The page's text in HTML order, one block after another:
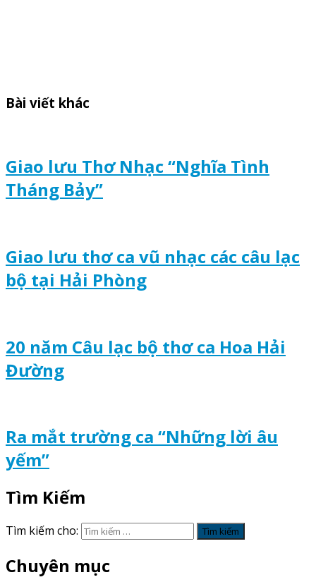
Bài viết khác
Giao lưu Thơ Nhạc “Nghĩa Tình
Tháng Bảy”
Giao lưu thơ ca vũ nhạc các câu lạc
bộ tại Hải Phòng
20 năm Câu lạc bộ thơ ca Hoa Hải
Đường
Ra mắt trường ca “Những lời âu
yếm”
Tìm Kiếm
Tìm kiếm cho:
Chuyên mục